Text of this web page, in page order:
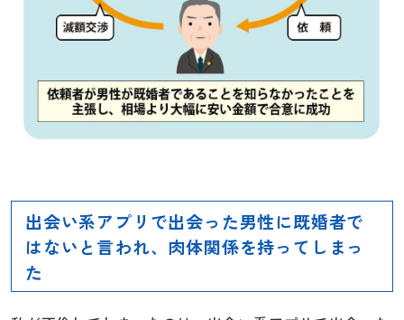
出会い系アプリで出会った男性に既婚者で
はないと言われ、肉体関係を持ってしまっ
た